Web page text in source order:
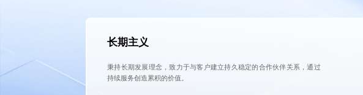
长期主义
秉持长期发展理念，致力于与客户建立持久稳定的合作伙伴关系，通过
持续服务创造累积的价值。